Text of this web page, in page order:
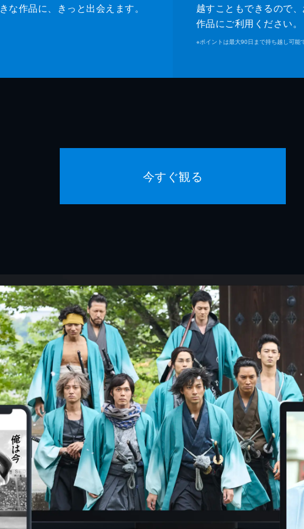
きな作品に、きっと出会えます。
越すこともできるので
作品にご利用ください。
※ポイントは最大90日まで持ち越し可能
今すぐ観る